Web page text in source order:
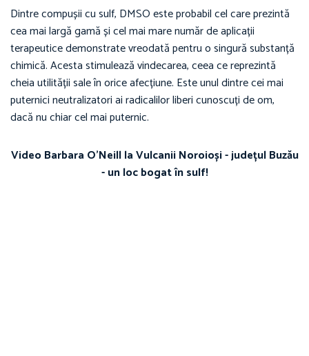
Dintre compușii cu sulf, DMSO este probabil cel care prezintă
cea mai largă gamă și cel mai mare număr de aplicații
terapeutice demonstrate vreodată pentru o singură substanță
chimică. Acesta stimulează vindecarea, ceea ce reprezintă
cheia utilității sale în orice afecțiune. Este unul dintre cei mai
puternici neutralizatori ai radicalilor liberi cunoscuți de om,
dacă nu chiar cel mai puternic.
Video Barbara O'Neill la Vulcanii Noroioși - județul Buzău
- un loc bogat în sulf!